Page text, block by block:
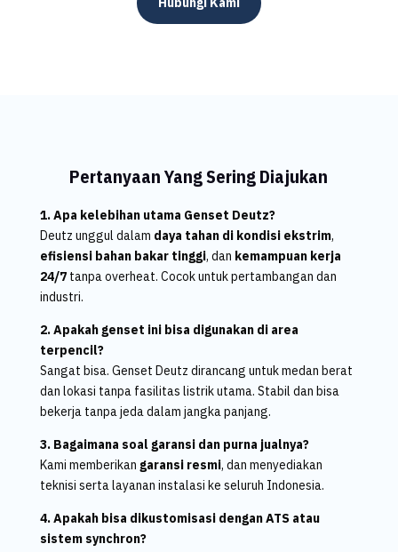
Pertanyaan Yang Sering Diajukan
1. Apa kelebihan utama Genset Deutz?
Deutz unggul dalam daya tahan di kondisi ekstrim,
efisiensi bahan bakar tinggi, dan kemampuan kerja
24/7tanpa overheat. Cocok untuk pertambangan dan
industri.
2. Apakah genset ini bisa digunakan di area
terpencil?
Sangat bisa. Genset Deutz dirancang untuk medan berat
dan lokasi tanpa fasilitas listrik utama. Stabil dan bisa
bekerja tanpa jeda dalam jangka panjang.
3. Bagaimana soal garansi dan purna jualnya?
Kami memberikan garansi resmi, dan menyediakan
teknisi serta layanan instalasi ke seluruh Indonesia.
4. Apakah bisa dikustomisasi dengan ATS atau
sistem synchron?